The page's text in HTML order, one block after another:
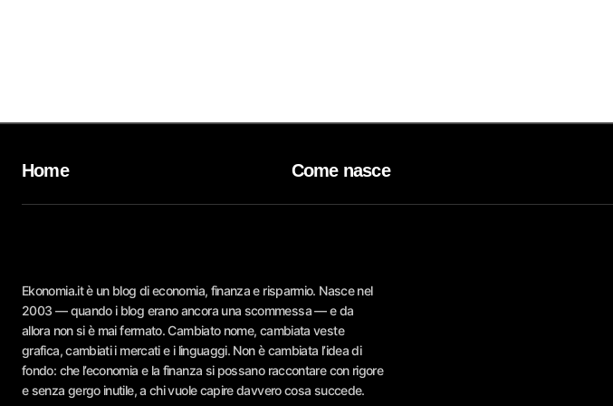
Ekonomia.it è un blog di economia, finanza e risparmio. Nasce nel
2003 — quando i blog erano ancora una scommessa — e da
allora non si è mai fermato. Cambiato nome, cambiata veste
grafica, cambiati i mercati e i linguaggi. Non è cambiata l’idea di
fondo: che l’economia e la finanza si possano raccontare con rigore
e senza gergo inutile, a chi vuole capire davvero cosa succede.
Home Come nasce